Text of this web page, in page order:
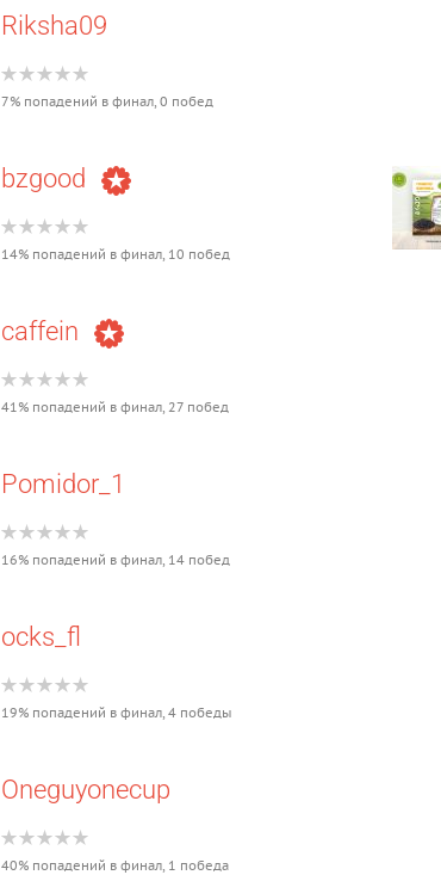
Riksha09
7% попадений в финал, 0 побед
bzgood
14% попадений в финал, 10 побед
caffein
41% попадений в финал, 27 побед
Pomidor_1
16% попадений в финал, 14 побед
ocks_fl
19% попадений в финал, 4 победы
Oneguyonecup
40% попадений в финал, 1 победа